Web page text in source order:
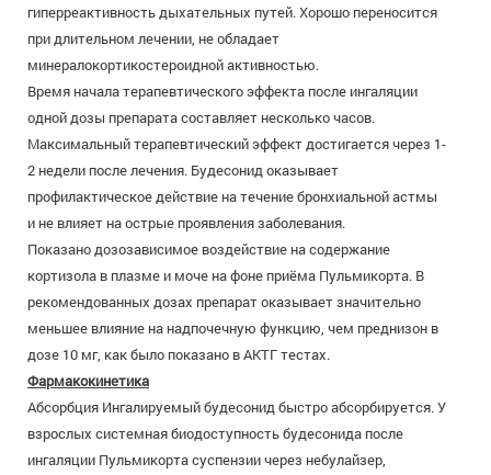
гиперреактивность дыхательных путей. Хорошо переносится
при длительном лечении, не обладает
минералокортикостероидной активностью.
Время начала терапевтического эффекта после ингаляции
одной дозы препарата составляет несколько часов.
Максимальный терапевтический эффект достигается через 1-
2 недели после лечения. Будесонид оказывает
профилактическое действие на течение бронхиальной астмы
и не влияет на острые проявления заболевания.
Показано дозозависимое воздействие на содержание
кортизола в плазме и моче на фоне приёма Пульмикорта. В
рекомендованных дозах препарат оказывает значительно
меньшее влияние на надпочечную функцию, чем преднизон в
дозе 10 мг, как было показано в АКТГ тестах.
Фармакокинетика
Абсорбция Ингалируемый будесонид быстро абсорбируется. У
взрослых системная биодоступность будесонида после
ингаляции Пульмикорта суспензии через небулайзер,